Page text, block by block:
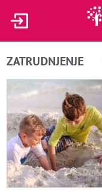
ZATRUDNJENJE